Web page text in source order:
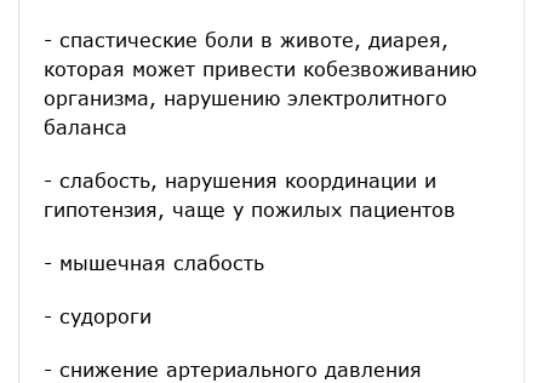
- спастические боли в животе, диарея,
которая может привести кобезвоживанию
организма, нарушению электролитного
баланса
- слабость, нарушения координации и
гипотензия, чаще у пожилых пациентов
- мышечная слабость
- судороги
- снижение артериального давления